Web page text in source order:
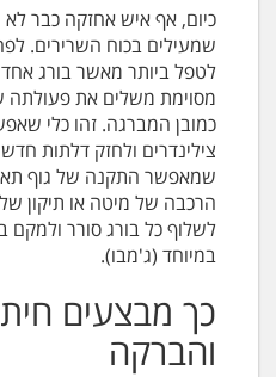
כיום, אף איש אחזקה כבר
שמעילים בכוח השרירים.
לטפל ביותר מאשר בורג
מסוימת משלים את פעולתה
כמובן המברגה. זהו כלי
צילינדרים ולחזק דלתות
שמאפשר התקנה של גוף
הרכבה של מיטה או תיקון
לשלוף כל בורג סורר ולמקם
במיוחד (ג'מבו).
כך מבצעים
והברקה